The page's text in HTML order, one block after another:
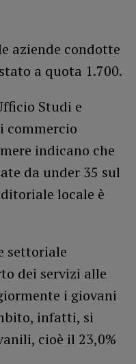
aziende condotte
a quota 1.700.
Studi e
commercio
indicano che
da under 35 sul
locale è
settoriale
dei servizi alle
i giovani
infatti, si
cioè il 23,0%